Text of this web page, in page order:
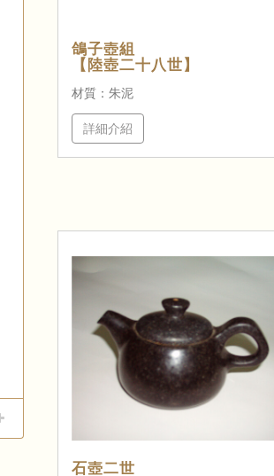
鴿子壺組
【陸壺二十八世】
材質：朱泥
詳細介紹
石壺二世